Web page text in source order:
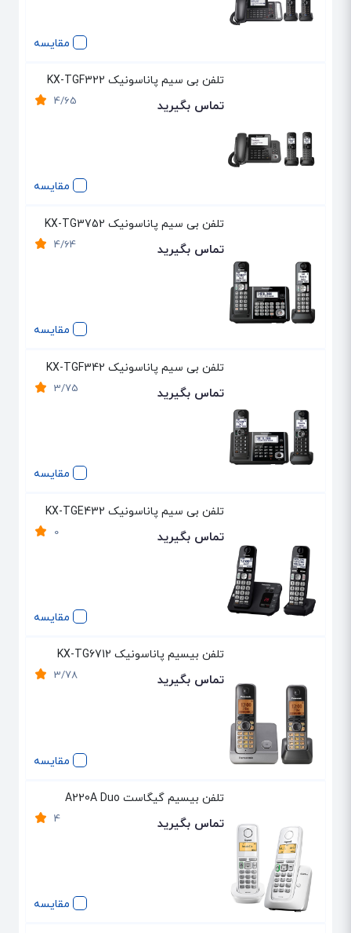
مقایسه
مقایسه
تلفن بی سیم پاناسونیک KX-TGF322
4/65 تماس بگیرید
مقایسه
تلفن بی سیم پاناسونیک KX-TG3752
4/64 تماس بگیرید
مقایسه
تلفن بی سیم پاناسونیک KX-TGF342
3/75 تماس بگیرید
مقایسه
تلفن بی سیم پاناسونیک KX-TGE432
0 تماس بگیرید
مقایسه
تلفن بیسیم پاناسونیک KX-TG6712
3/78 تماس بگیرید
مقایسه
تلفن بیسیم گیگاست A220A Duo
4 تماس بگیرید